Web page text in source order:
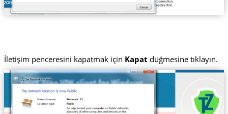
İletişim penceresini kapatmak için Kapat düğmesine tıklayın.